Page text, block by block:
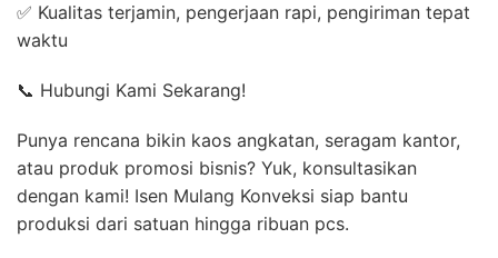
✅ Kualitas terjamin, pengerjaan rapi, pengiriman tepat
waktu
📞 Hubungi Kami Sekarang!
Punya rencana bikin kaos angkatan, seragam kantor,
atau produk promosi bisnis? Yuk, konsultasikan
dengan kami! Isen Mulang Konveksi siap bantu
produksi dari satuan hingga ribuan pcs.